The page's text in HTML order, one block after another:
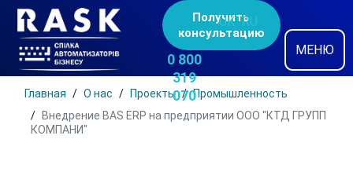
Получить
консультацию
0 800
319
070
UK RU
МЕНЮ
Главная О нас Проекты
Промышленность
Внедрение BAS ERP на предприятии ООО "КТД ГРУПП
КОМПАНИ"